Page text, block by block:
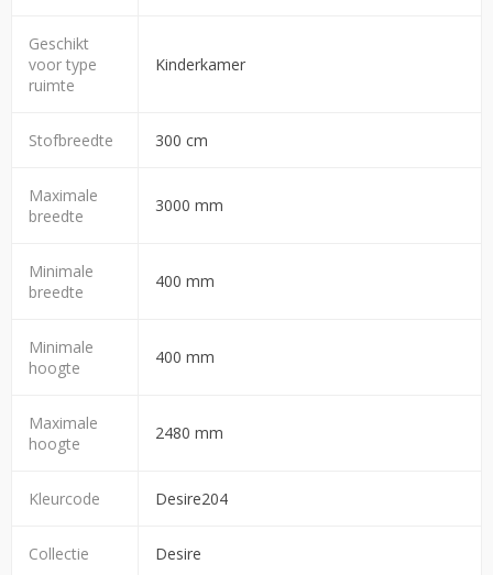
Geschikt
voor type
ruimte
Kinderkamer
Stofbreedte 300 cm
Maximale
breedte
3000 mm
Minimale
breedte
400 mm
Minimale
hoogte
400 mm
Maximale
hoogte
2480 mm
Kleurcode Desire204
Collectie Desire